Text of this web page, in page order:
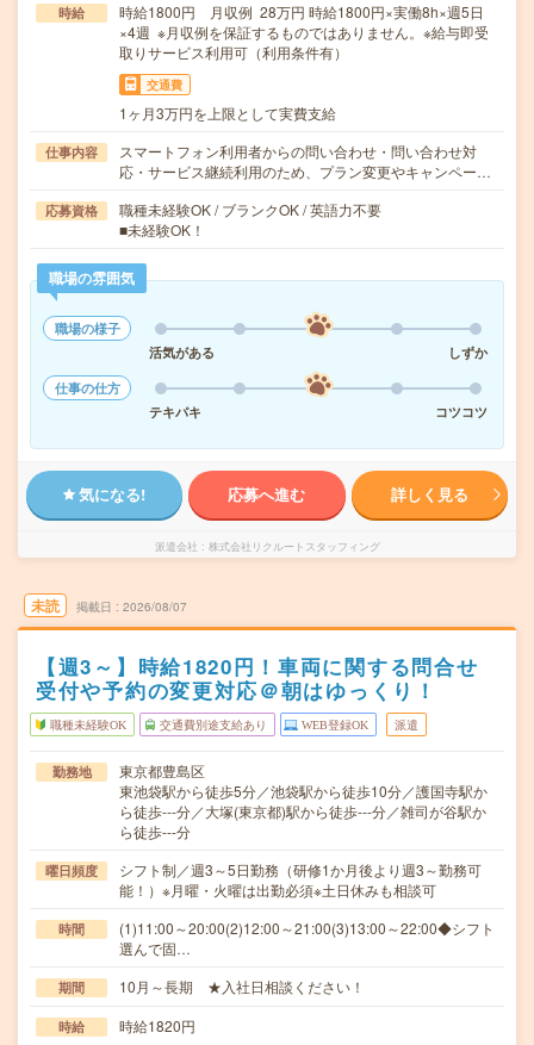
時給
時給1800円 月収例 28万円 時給1800円×実働8h×週5日
×4週 ※月収例を保証するものではありません。※給与即受
取りサービス利用可（利用条件有）
交通費
1ヶ月3万円を上限として実費支給
仕事内容
スマートフォン利用者からの問い合わせ・問い合わせ対
応・サービス継続利用のため、プラン変更やキャンペー…
応募資格
職種未経験OK / ブランクOK / 英語力不要
■未経験OK！
職場の雰囲気
職場の様子
活気がある
しずか
仕事の仕方
テキパキ
コツコツ
気になる! 応募へ進む 詳しく見る
派遣会社 株式会社リクルートスタッフィング
未読 掲載日 2026/08/07
【週3～】時給1820円！車両に関する問合せ
受付や予約の変更対応＠朝はゆっくり！
職種未経験OK 交通費別途支給あり WEB登録OK 派遣
勤務地
東京都豊島区
東池袋駅から徒歩5分／池袋駅から徒歩10分／護国寺駅か
ら徒歩---分／大塚(東京都)駅から徒歩---分／雑司が谷駅か
ら徒歩---分
曜日頻度
シフト制／週3～5日勤務（研修1か月後より週3～勤務可
能！）※月曜・火曜は出勤必須※土日休みも相談可
時間
(1)11:00～20:00(2)12:00～21:00(3)13:00～22:00◆シフト
選んで固…
期間 10月～長期 ★入社日相談ください！
時給 時給1820円